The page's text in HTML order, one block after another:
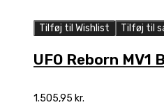
Tilføj til Wishlist Tilføj til
UFO Reborn MV1
1.505,95 kr.